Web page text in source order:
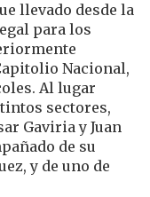
llevado desde la
para los
Nacional,
Al lugar
sectores,
Gaviria y Juan
de su
y de uno de